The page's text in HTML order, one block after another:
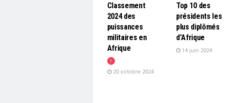
Classement
2024 des
puissances
militaires en
Afrique
20 octobre 2024
Top 10 des
présidents les
plus diplômés
d’Afrique
14 juin 2024